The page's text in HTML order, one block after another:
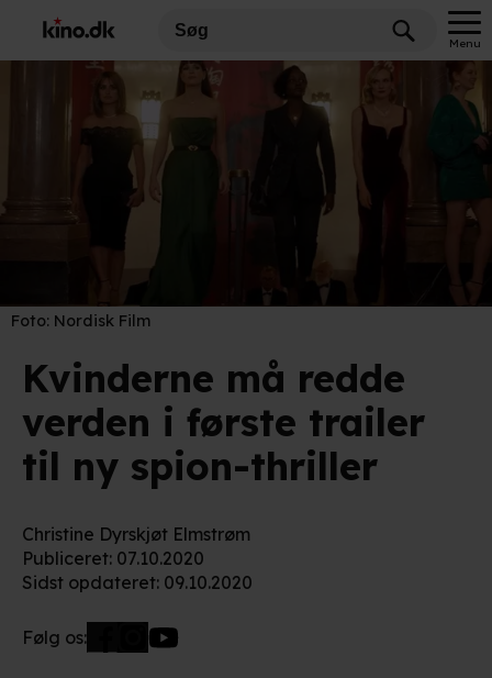
Menu
Foto: Nordisk Film
Kvinderne må redde
verden i første trailer
til ny spion-thriller
Christine Dyrskjøt Elmstrøm
Publiceret: 07.10.2020
Sidst opdateret: 09.10.2020
Følg os: